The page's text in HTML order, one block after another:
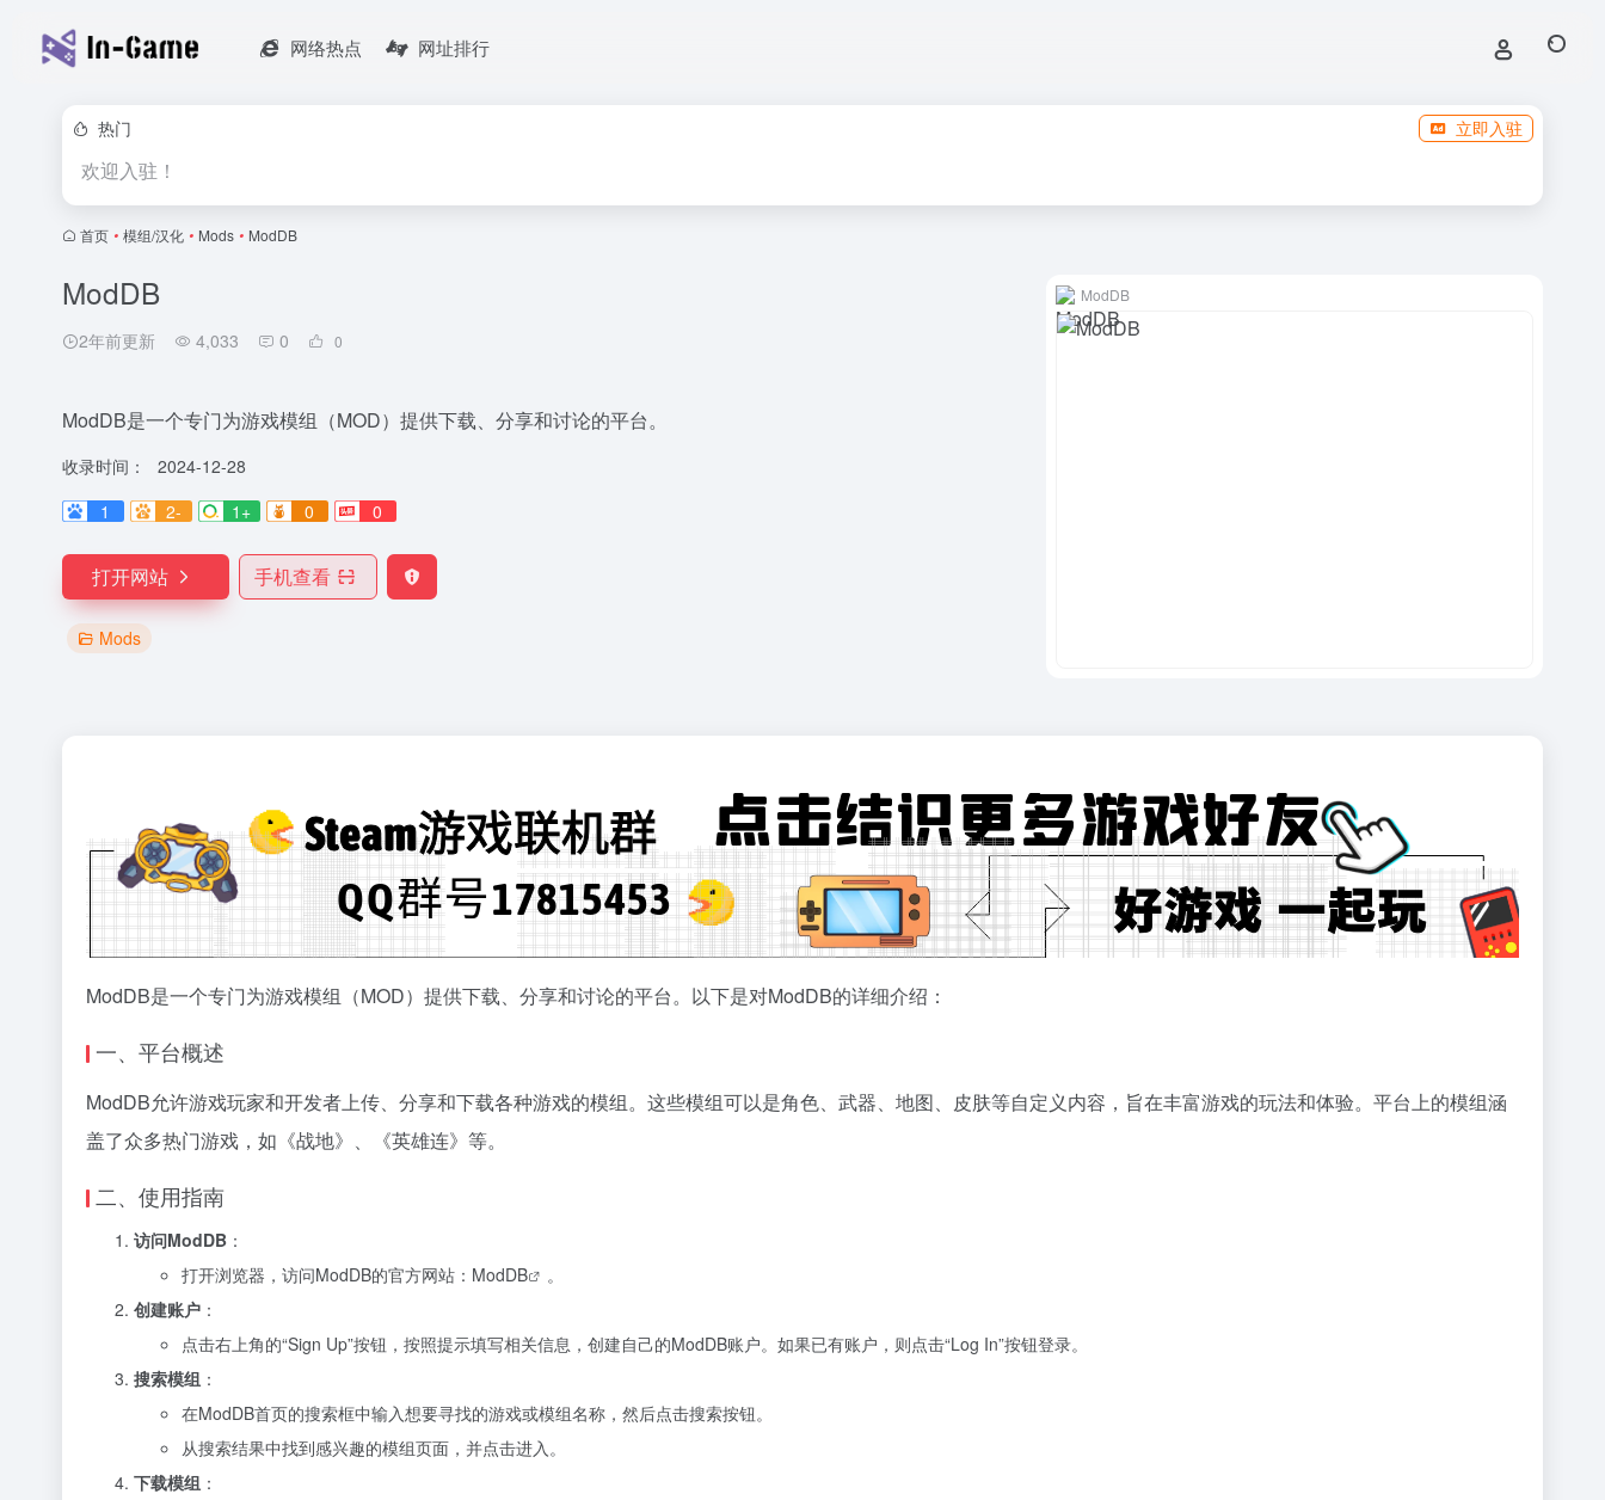
网络热点 网址排行
热门 立即入驻
欢迎入驻！
首页 • 模组/汉化 • Mods • ModDB
ModDB
2年前更新 4,033 0 0
ModDB是一个专门为游戏模组（MOD）提供下载、分享和讨论的平台。
收录时间：
2024-12-28
1
2- 1+ 0 0
打开网站 手机查看
Mods
ModDB
ModDB是一个专门为游戏模组（MOD）提供下载、分享和讨论的平台。以下是对ModDB的详细介绍：
一、平台概述
ModDB允许游戏玩家和开发者上传、分享和下载各种游戏的模组。这些模组可以是角色、武器、地图、皮肤等自定义内容，旨在丰富游戏的玩法和体验。平台上的模组涵
盖了众多热门游戏，如《战地》、《英雄连》等。
二、使用指南
访问ModDB ：
打开浏览器，访问ModDB的官方网站： ModDB
。
创建账户 ：
点击右上角的“Sign Up”按钮，按照提示填写相关信息，创建自己的ModDB账户。如果已有账户，则点击“Log In”按钮登录。
搜索模组 ：
在ModDB首页的搜索框中输入想要寻找的游戏或模组名称，然后点击搜索按钮。
从搜索结果中找到感兴趣的模组页面，并点击进入。
下载模组 ：